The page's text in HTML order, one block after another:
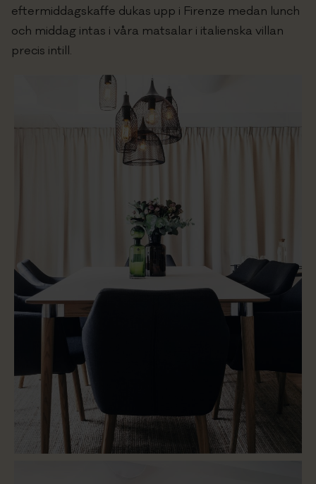
eftermiddagskaffe dukas upp i Firenze medan lunch
och middag intas i våra matsalar i italienska villan
precis intill.